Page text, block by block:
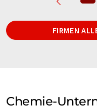
FIRMEN
Chemie-